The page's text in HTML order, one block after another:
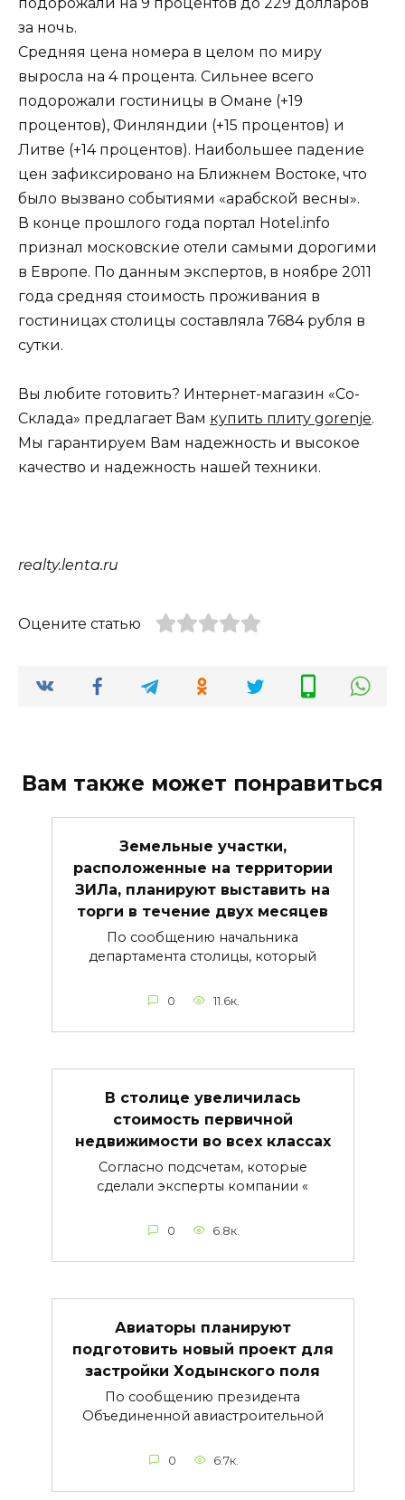
за ночь.
Средняя цена номера в целом по миру
выросла на 4 процента. Сильнее всего
подорожали гостиницы в Омане (+19
процентов), Финляндии (+15 процентов) и
Литве (+14 процентов). Наибольшее падение
цен зафиксировано на Ближнем Востоке, что
было вызвано событиями «арабской весны».
В конце прошлого года портал Hotel.info
признал московские отели самыми дорогими
в Европе. По данным экспертов, в ноябре 2011
года средняя стоимость проживания в
гостиницах столицы составляла 7684 рубля в
сутки.
Вы любите готовить? Интернет-магазин «Со-
Склада» предлагает Вам купить плиту gorenje.
Мы гарантируем Вам надежность и высокое
качество и надежность нашей техники.
realty.lenta.ru
Оцените статью
Вам также может понравиться
Земельные участки,
расположенные на территории
ЗИЛа, планируют выставить на
торги в течение двух месяцев
По сообщению начальника
департамента столицы, который
0 11.6к.
В столице увеличилась
стоимость первичной
недвижимости во всех классах
Согласно подсчетам, которые
сделали эксперты компании «
0 6.8к.
Авиаторы планируют
подготовить новый проект для
застройки Ходынского поля
По сообщению президента
Объединенной авиастроительной
0 6.7к.